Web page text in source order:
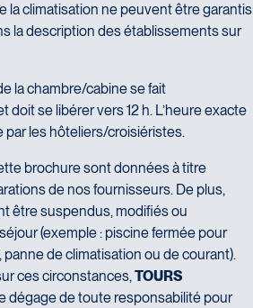
la climatisation ne peuvent être garantis
la description des établissements sur
la chambre/cabine se fait
doit se libérer vers 12 h. L’heure exacte
les hôteliers/croisiéristes.
brochure sont données à titre
de nos fournisseurs. De plus,
être suspendus, modifiés ou
(exemple : piscine fermée pour
de climatisation ou de courant).
ces circonstances,TOURS
dégage de toute responsabilité pour